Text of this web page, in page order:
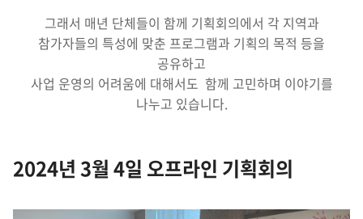
그래서 매년 단체들이 함께 기획회의에서 각 지역과
참가자들의 특성에 맞춘 프로그램과 기획의 목적 등을
공유하고
사업 운영의 어려움에 대해서도 함께 고민하며 이야기를
나누고 있습니다.
2024년 3월 4일 오프라인 기획회의